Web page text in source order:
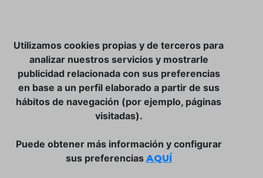
CLUB VINATER
CONTACTO
TIENDA ONLINE:
Plaça de la Llibertat, 22, 07760 Ciutadella
Tlf. 971 93 78 75
Utilizamos cookies propias y de terceros para
analizar nuestros servicios y mostrarle
publicidad relacionada con sus preferencias
en base a un perfil elaborado a partir de sus
hábitos de navegación (por ejemplo, páginas
visitadas).
Puede obtener más información y configurar
sus preferencias AQUÍ